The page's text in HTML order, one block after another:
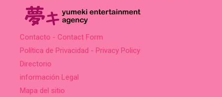
Contacto - Contact Form
Política de Privacidad - Privacy Policy
Directorio
información Legal
Mapa del sitio